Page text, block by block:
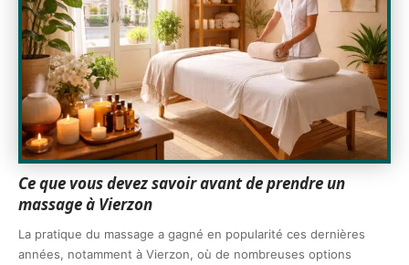
Ce que vous devez savoir avant de prendre un
massage à Vierzon
La pratique du massage a gagné en popularité ces dernières
années, notamment à Vierzon, où de nombreuses options